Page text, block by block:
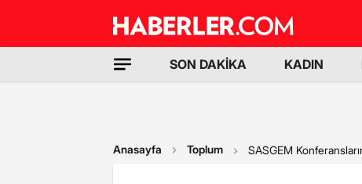
SON DAKİKA KADIN
Anasayfa Toplum SASGEM